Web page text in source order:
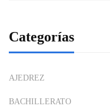
Categorías
AJEDREZ
BACHILLERATO